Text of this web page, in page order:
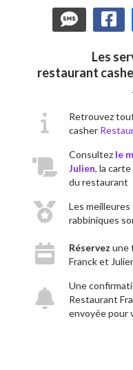
Les
restaurant
Retrouvez
casher
Consultez le
Julien, la
du restaurant
Les meilleures
rabbiniques
Réservez une
Franck et
Une
Restaurant
envoyée pour